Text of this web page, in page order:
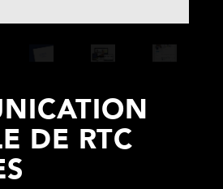
DE RTC